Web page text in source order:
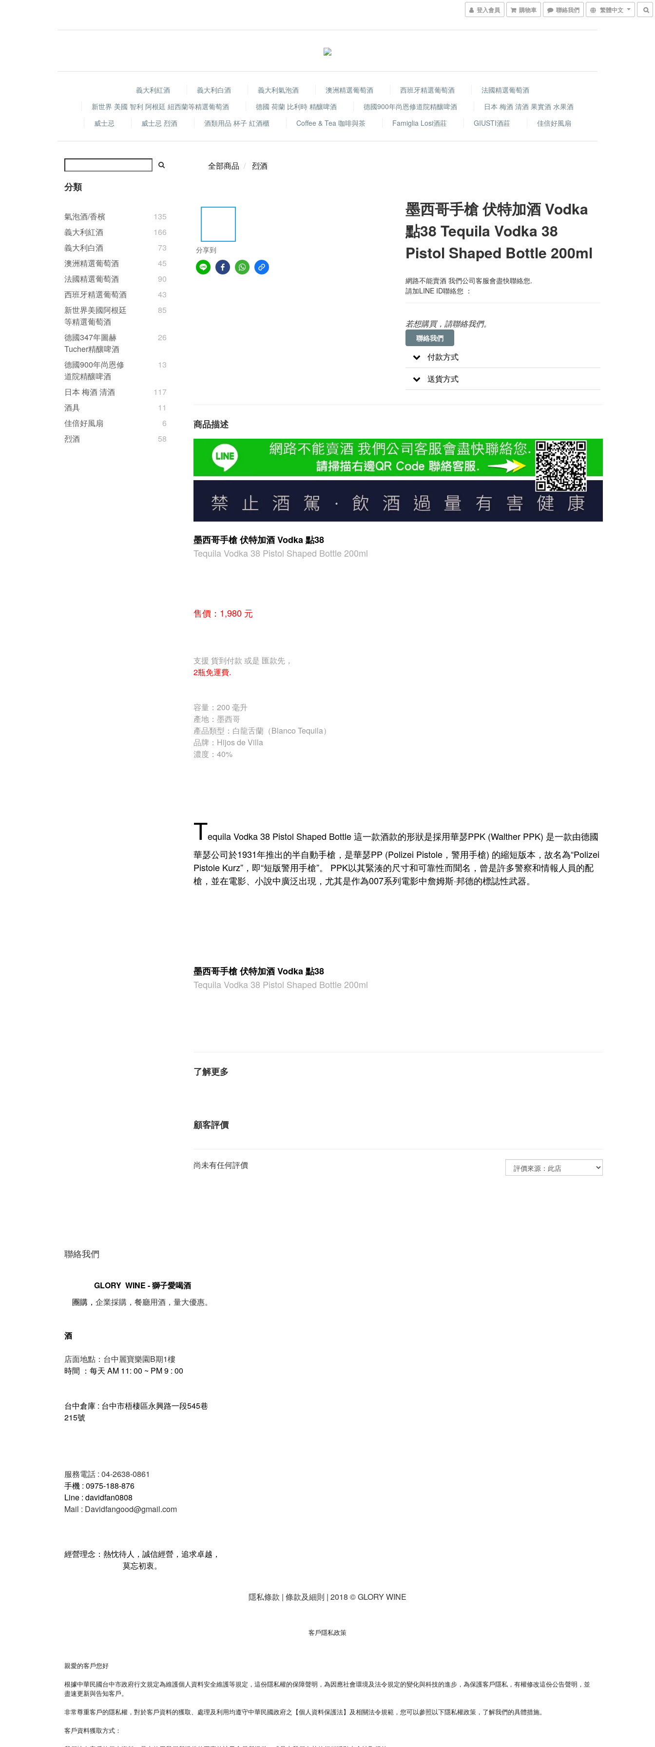
登入會員 購物車 聯絡我們 繁體中文
義大利紅酒 義大利白酒 義大利氣泡酒 澳洲精選葡萄酒 西班牙精選葡萄酒
法國精選葡萄酒
新世界 美國 智利 阿根廷 紐西蘭等精選葡萄酒
德國 荷蘭 比利時 精釀啤酒 德國900年尚恩修道院精釀啤酒
日本 梅酒 清酒 果實酒 水果酒
威士忌
威士忌 烈酒 酒類用品 杯子 紅酒櫃 Coffee & Tea 咖啡與茶 Famiglia Losi酒莊 GIUSTI酒莊 佳倍好風扇
分類
氣泡酒/香檳
135
義大利紅酒
166
義大利白酒
73
澳洲精選葡萄酒
45
法國精選葡萄酒
90
西班牙精選葡萄酒
43
新世界美國阿根廷
等精選葡萄酒
85
德國347年圖赫
Tucher精釀啤酒
26
德國900年尚恩修
道院精釀啤酒
13
日本 梅酒 清酒
117
酒具
11
佳倍好風扇
6
烈酒
58
全部商品 烈酒
分享到
墨西哥手槍 伏特加酒 Vodka
點38 Tequila Vodka 38
Pistol Shaped Bottle 200ml
網路不能賣酒 我們公司客服會盡快聯絡您.
請加LINE ID聯絡您 ：
若想購買，請聯絡我們。
聯絡我們
付款方式
送貨方式
商品描述
墨西哥手槍 伏特加酒 Vodka 點38
Tequila Vodka 38 Pistol Shaped Bottle 200ml
售價：1,980 元
支援 貨到付款 或是 匯款先，
2瓶免運費.
容量：200 毫升
產地：墨西哥
產品類型：白龍舌蘭（Blanco Tequila）
品牌：Hijos de Villa
濃度：40%
Tequila Vodka 38 Pistol Shaped Bottle 這一款酒款的形狀是採用華瑟PPK (Walther PPK) 是一款由德國
華瑟公司於1931年推出的半自動手槍，是華瑟PP (Polizei Pistole，警用手槍) 的縮短版本，故名為“Polizei
Pistole Kurz”，即“短版警用手槍”。 PPK以其緊湊的尺寸和可靠性而聞名，曾是許多警察和情報人員的配
槍，並在電影、小說中廣泛出現，尤其是作為007系列電影中詹姆斯·邦德的標誌性武器。
墨西哥手槍 伏特加酒 Vodka 點38
Tequila Vodka 38 Pistol Shaped Bottle 200ml
了解更多
顧客評價
尚未有任何評價
聯絡我們
GLORY WINE - 獅子愛喝酒
團購， 企業採購，餐廳用酒，量大優惠。
酒
店面地點：台中麗寶樂園B期1樓
時間 ：每天 AM 11: 00 ~ PM 9 : 00
台中倉庫 : 台中市梧棲區永興路一段545巷
215號
服務電話 : 04-2638-0861
手機 : 0975-188-876
Line : davidfan0808
Mail : Davidfangood@gmail.com
經營理念：熱忱待人，誠信經營，追求卓越，
莫忘初衷。
隱私條款 | 條款及細則 | 2018 © GLORY WINE
客戶隱私政策
親愛的客戶您好
根據中華民國台中市政府行文規定為維護個人資料安全維護等規定，這份隱私權的保障聲明，為因應社會環境及法令規定的變化與科技的進步，為保護客戶隱私，有權修改這份公告聲明，並
盡速更新與告知客戶。
非常尊重客戶的隱私權，對於客戶資料的獲取、處理及利用均遵守中華民國政府之【個人資料保護法】及相關法令規範，您可以參照以下隱私權政策，了解我們的具體措施。
客戶資料獲取方式：